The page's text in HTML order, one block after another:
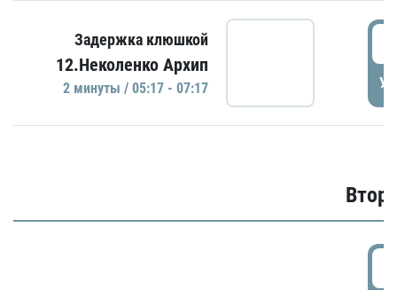
Задержка клюшкой
12.Неколенко Архип
2 минуты / 05:17 - 07:17